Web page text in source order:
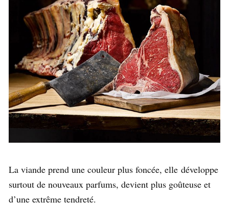
La viande prend une couleur plus foncée, elle développe
surtout de nouveaux parfums, devient plus goûteuse et
d’une extrême tendreté.